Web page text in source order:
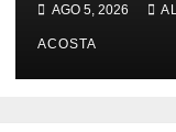
AGO 5, 2026
ACOSTA